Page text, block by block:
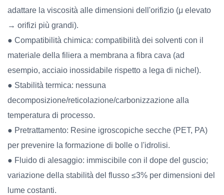
adattare la viscosità alle dimensioni dell'orifizio (μ elevato
→ orifizi più grandi).
● Compatibilità chimica: compatibilità dei solventi con il
materiale della filiera a membrana a fibra cava (ad
esempio, acciaio inossidabile rispetto a lega di nichel).
● Stabilità termica: nessuna
decomposizione/reticolazione/carbonizzazione alla
temperatura di processo.
● Pretrattamento: Resine igroscopiche secche (PET, PA)
per prevenire la formazione di bolle o l'idrolisi.
● Fluido di alesaggio: immiscibile con il dope del guscio;
variazione della stabilità del flusso ≤3% per dimensioni del
lume costanti.